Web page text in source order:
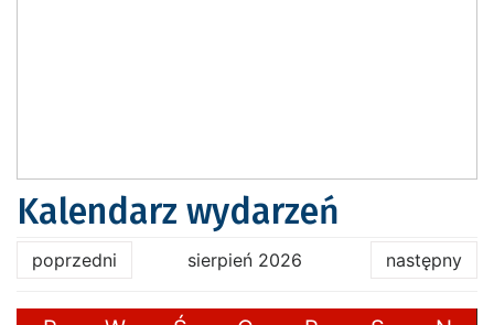
Kalendarz wydarzeń
poprzedni sierpień 2026 następny